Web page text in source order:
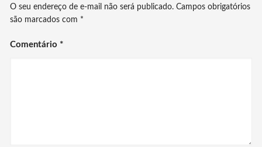
O seu endereço de e-mail não será publicado. Campos obrigatórios
são marcados com *
Comentário *